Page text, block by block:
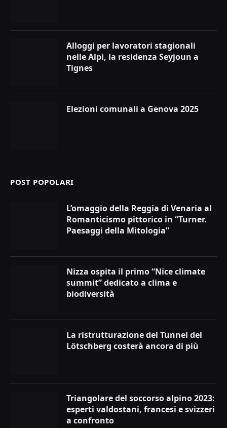
Alloggi per lavoratori stagionali
nelle Alpi, la residenza Seyjoun a
Tignes
Elezioni comunali a Genova 2025
POST POPOLARI
L’omaggio della Reggia di Venaria al
Romanticismo pittorico in “Turner.
Paesaggi della Mitologia”
Nizza ospita il primo “Nice climate
summit” dedicato a clima e
biodiversità
La ristrutturazione del Tunnel del
Lötschberg costerà ancora di più
Triangolare del soccorso alpino 2023:
esperti valdostani, francesi e svizzeri
a confronto